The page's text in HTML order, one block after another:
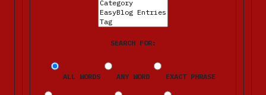
SEARCH FOR:
ALL WORDS ANY WORD EXACT PHRASE